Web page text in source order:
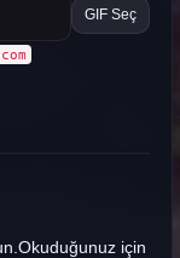
GIF Seç
için